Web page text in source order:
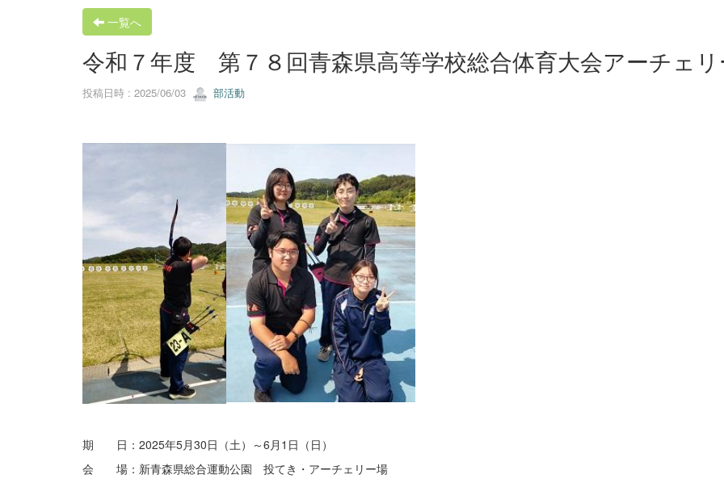
一覧へ
令和７年度 第７８回青森県高等学校総合体育大会アーチェ
投稿日時 : 2025/06/03 部活動
期 日：2025年5月30日（土）～6月1日（日）
会 場：新青森県総合運動公園 投てき・アーチェリー場